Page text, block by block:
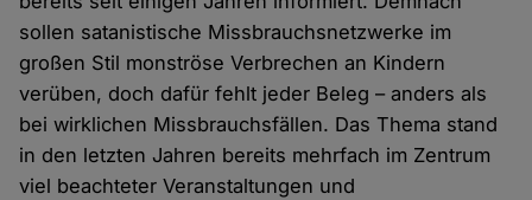
sollen satanistische Missbrauchsnetzwerke im
großen Stil monströse Verbrechen an Kindern
verüben, doch dafür fehlt jeder Beleg – anders als
bei wirklichen Missbrauchsfällen. Das Thema stand
in den letzten Jahren bereits mehrfach im Zentrum
viel beachteter Veranstaltungen und